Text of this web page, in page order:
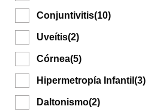
Conjuntivitis(10)
Uveítis(2)
Córnea(5)
Hipermetropía Infantil (3)
Daltonismo(2)